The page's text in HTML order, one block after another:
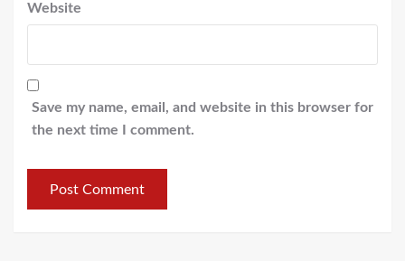
Website
Save my name, email, and website in this browser for
the next time I comment.